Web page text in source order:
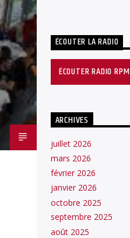
ÉCOUTER LA RADIO
ÉCOUTER RADIO RPM
ARCHIVES
juillet 2026
mars 2026
février 2026
janvier 2026
octobre 2025
septembre 2025
août 2025